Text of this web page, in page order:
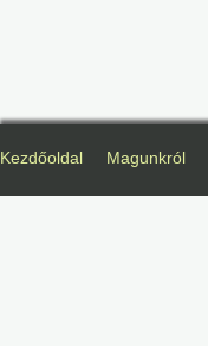
Kezdőoldal Magunkról